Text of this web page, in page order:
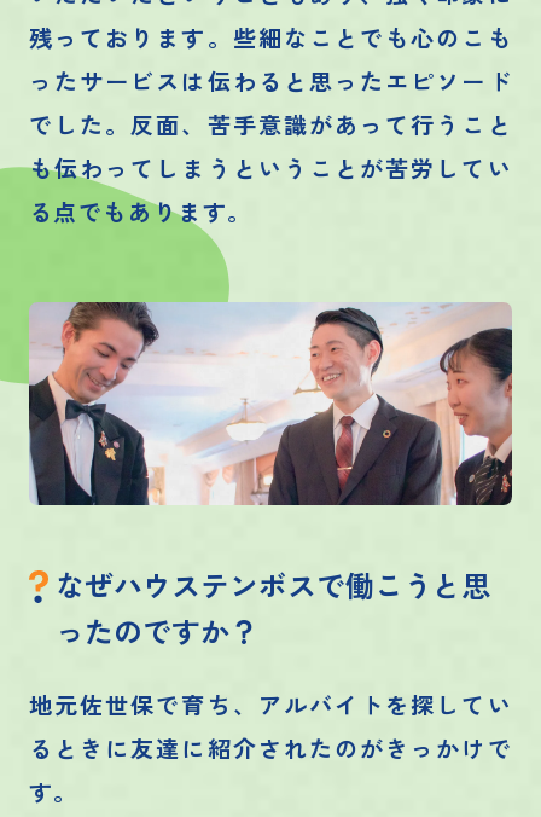
残っております。些細なことでも心のこも
ったサービスは伝わると思ったエピソード
でした。反面、苦手意識があって行うこと
も伝わってしまうということが苦労してい
る点でもあります。
なぜハウステンボスで働こうと思
ったのですか？
地元佐世保で育ち、アルバイトを探してい
るときに友達に紹介されたのがきっかけで
す。